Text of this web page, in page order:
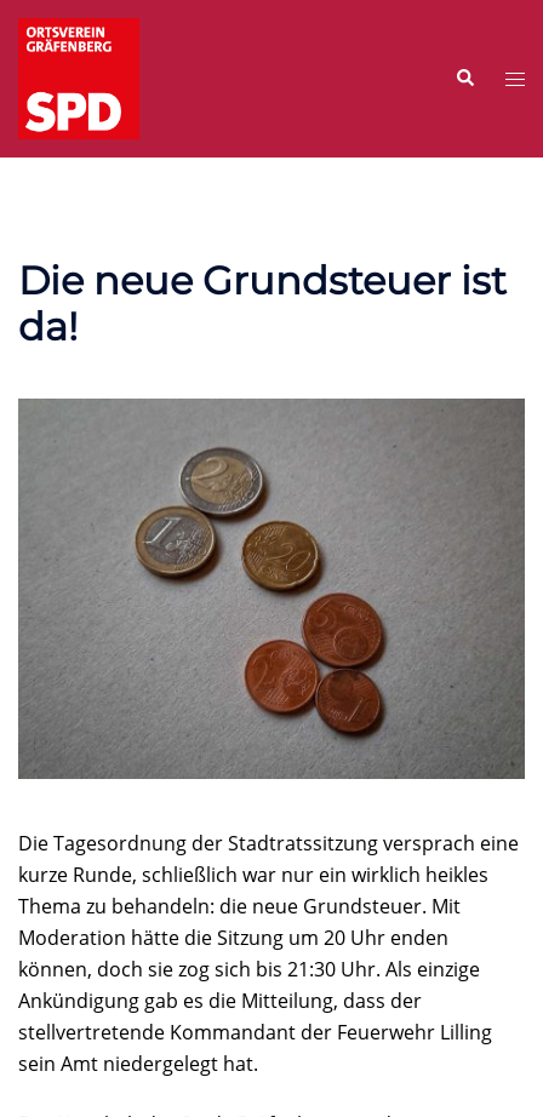
Zum
Inhalt
Suche
Die neue Grundsteuer ist
da!
Die Tagesordnung der Stadtratssitzung versprach eine
kurze Runde, schließlich war nur ein wirklich heikles
Thema zu behandeln: die neue Grundsteuer. Mit
Moderation hätte die Sitzung um 20 Uhr enden
können, doch sie zog sich bis 21:30 Uhr. Als einzige
Ankündigung gab es die Mitteilung, dass der
stellvertretende Kommandant der Feuerwehr Lilling
sein Amt niedergelegt hat.